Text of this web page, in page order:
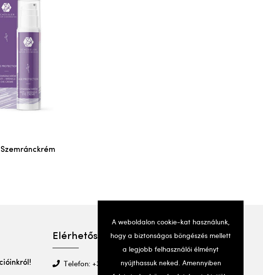
Elérhetőségek
Telefon: +36 20 501 2295
A weboldalon cookie-kat használunk,
hogy a biztonságos böngészés mellett
a legjobb felhasználói élményt
nyújthassuk neked. Amennyiben